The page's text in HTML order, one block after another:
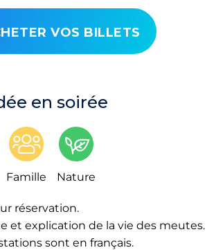
VOS BILLETS
en soirée
Famille Nature
réservation.
et explication de la vie des meutes.
sont en français.